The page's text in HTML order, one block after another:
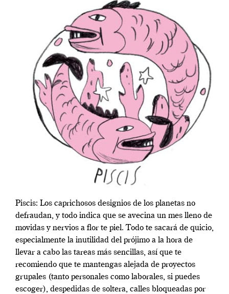
Piscis: Los caprichosos designios de los planetas no
defraudan, y todo indica que se avecina un mes lleno de
movidas y nervios a flor te piel. Todo te sacará de quicio,
especialmente la inutilidad del prójimo a la hora de
llevar a cabo las tareas más sencillas, así que te
recomiendo que te mantengas alejada de proyectos
grupales (tanto personales como laborales, si puedes
escoger), despedidas de soltera, calles bloqueadas por